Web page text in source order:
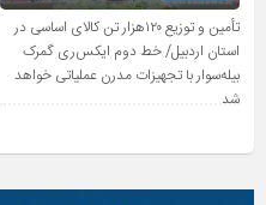
تأمین و توزیع ۱۲۰هزار تن کالای اساسی در
استان اردبیل/ خط دوم ایکس‌ری گمرک
بیله‌سوار با تجهیزات مدرن عملیاتی خواهد
شد